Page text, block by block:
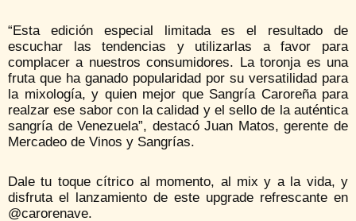
“Esta edición especial limitada es el resultado de
escuchar las tendencias y utilizarlas a favor para
complacer a nuestros consumidores. La toronja es una
fruta que ha ganado popularidad por su versatilidad para
la mixología, y quien mejor que Sangría Caroreña para
realzar ese sabor con la calidad y el sello de la auténtica
sangría de Venezuela”, destacó Juan Matos, gerente de
Mercadeo de Vinos y Sangrías.
Dale tu toque cítrico al momento, al mix y a la vida, y
disfruta el lanzamiento de este upgrade refrescante en
@carorenave.